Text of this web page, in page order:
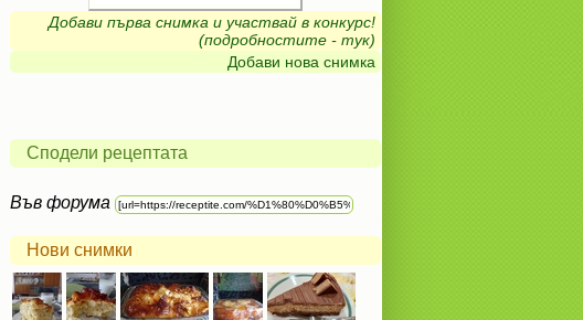
Добави първа снимка и участвай в конкурс!
(подробностите - тук)
Добави нова снимка
Сподели рецептата
Във форума
Нови снимки